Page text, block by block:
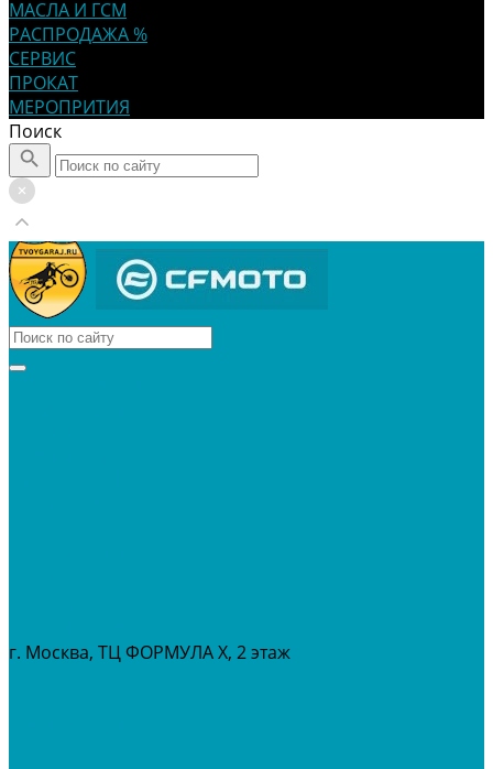
МАСЛА И ГСМ
РАСПРОДАЖА %
СЕРВИС
ПРОКАТ
МЕРОПРИТИЯ
Поиск
г. Москва, ТЦ ФОРМУЛА Х, 2 этаж